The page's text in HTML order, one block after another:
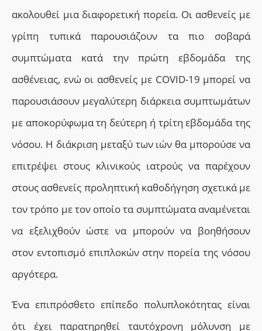
ακολουθεί μια διαφορετική πορεία. Οι ασθενείς με
γρίπη τυπικά παρουσιάζουν τα πιο σοβαρά
συμπτώματα κατά την πρώτη εβδομάδα της
ασθένειας, ενώ οι ασθενείς με COVID-19 μπορεί να
παρουσιάσουν μεγαλύτερη διάρκεια συμπτωμάτων
με αποκορύφωμα τη δεύτερη ή τρίτη εβδομάδα της
νόσου. Η διάκριση μεταξύ των ιών θα μπορούσε να
επιτρέψει στους κλινικούς ιατρούς να παρέχουν
στους ασθενείς προληπτική καθοδήγηση σχετικά με
τον τρόπο με τον οποίο τα συμπτώματα αναμένεται
να εξελιχθούν ώστε να μπορούν να βοηθήσουν
στον εντοπισμό επιπλοκών στην πορεία της νόσου
αργότερα.
Ένα επιπρόσθετο επίπεδο πολυπλοκότητας είναι
ότι έχει παρατηρηθεί ταυτόχρονη μόλυνση με